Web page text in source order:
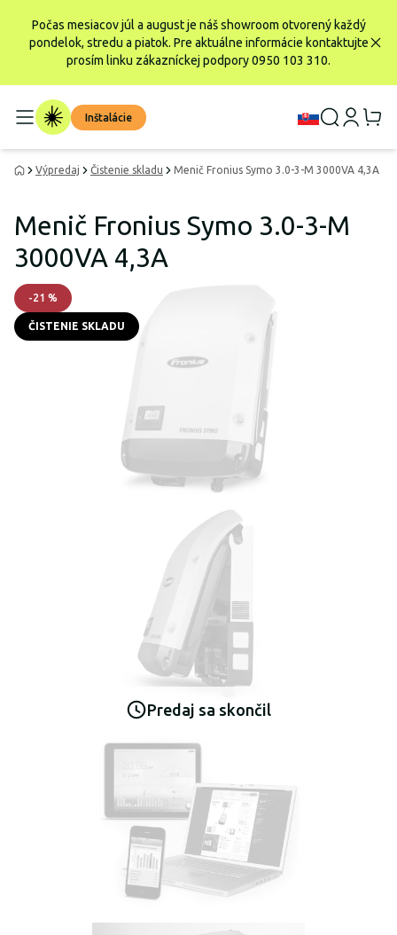
Počas mesiacov júl a august je náš showroom otvorený každý
pondelok, stredu a piatok. Pre aktuálne informácie kontaktujte
prosím linku zákazníckej podpory 0950 103 310.
Inštalácie
Výpredaj Čistenie skladu Menič Fronius Symo 3.0-3-M 3000VA 4,3A
Menič Fronius Symo 3.0-3-M
3000VA 4,3A
-21 %
ČISTENIE SKLADU
Predaj sa skončil